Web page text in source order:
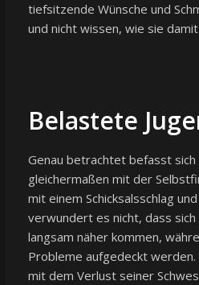
tiefsitzende Wünsche und
und nicht wissen, wie sie
Belastete
Genau betrachtet befasst sich
gleichermaßen mit der
mit einem Schicksalsschlag
verwundert es nicht, dass sich
langsam näher kommen,
Probleme aufgedeckt
mit dem Verlust seiner